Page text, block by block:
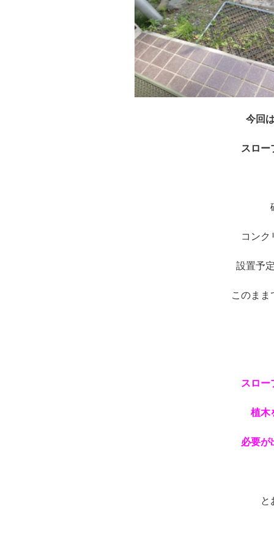
今回
スロー
コンク
設置予
このまま
ス ロー
植木
必要が
と